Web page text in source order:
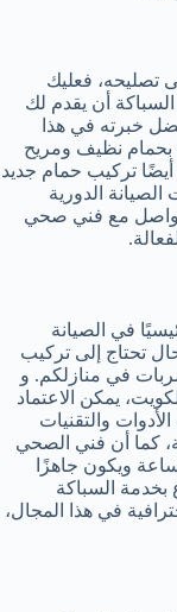
تصليحه، فعليك
أن يقدم لك
خبرته في هذا
بحمام نظيف ومريح
تركيب حمام جديد
الصيانة الدورية
مع فني صحي
في الصيانة
تحتاج إلى تركيب
في منازلكم. و
يمكن الاعتماد
والتقنيات
كما أن فني الصحي
ويكون جاهزًا
بخدمة السباكة
في هذا المجال،